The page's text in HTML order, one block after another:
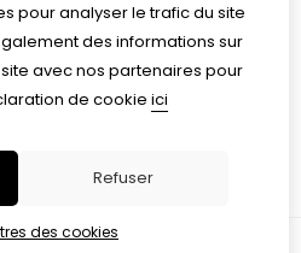
pour analyser le trafic du site
des informations sur
avec nos partenaires pour
de cookie ici
Refuser
des cookies